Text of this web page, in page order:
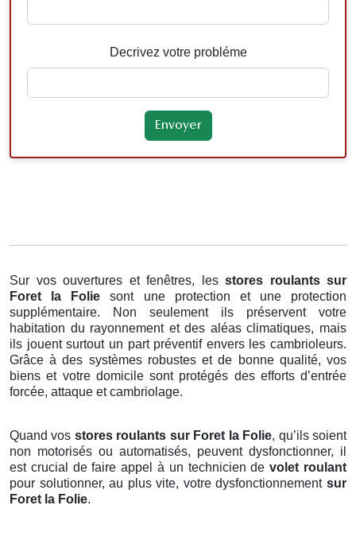
Decrivez votre probléme
Sur vos ouvertures et fenêtres, les stores roulants sur
Foret la Foliesont une protection et une protection
supplémentaire. Non seulement ils préservent votre
habitation du rayonnement et des aléas climatiques, mais
ils jouent surtout un part préventif envers les cambrioleurs.
Grâce à des systèmes robustes et de bonne qualité, vos
biens et votre domicile sont protégés des efforts d’entrée
forcée, attaque et cambriolage.
Quand vos stores roulants sur Foret la Folie, qu’ils soient
non motorisés ou automatisés, peuvent dysfonctionner, il
est crucial de faire appel à un technicien devolet roulant
pour solutionner, au plus vite, votre dysfonctionnement sur
Foret la Folie.